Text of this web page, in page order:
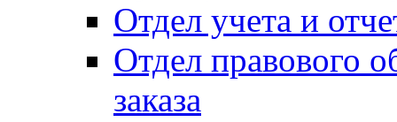
Отдел учета и
Отдел правового
заказа